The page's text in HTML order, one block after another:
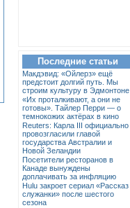
Последние статьи
Макдэвид: «Ойлерз» ещё
предстоит долгий путь. Мы
строим культуру в Эдмонтоне
«Их проталкивают, а они не
готовы». Тайлер Перри — о
темнокожих актёрах в кино
Reuters: Карла III официально
провозгласили главой
государства Австралии и
Новой Зеландии
Посетители ресторанов в
Канаде вынуждены
доплачивать за инфляцию
Hulu закроет сериал «Рассказ
служанки» после шестого
сезона